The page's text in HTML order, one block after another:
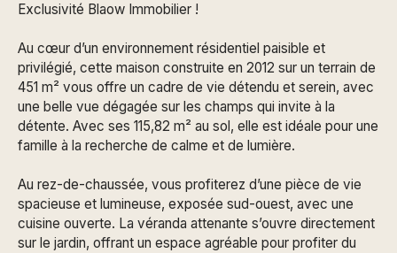
Exclusivité Blaow Immobilier !
Au cœur d’un environnement résidentiel paisible et
privilégié, cette maison construite en 2012 sur un terrain de
451 m² vous offre un cadre de vie détendu et serein, avec
une belle vue dégagée sur les champs qui invite à la
détente. Avec ses 115,82 m² au sol, elle est idéale pour une
famille à la recherche de calme et de lumière.
Au rez-de-chaussée, vous profiterez d’une pièce de vie
spacieuse et lumineuse, exposée sud-ouest, avec une
cuisine ouverte. La véranda attenante s’ouvre directement
sur le jardin, offrant un espace agréable pour profiter du